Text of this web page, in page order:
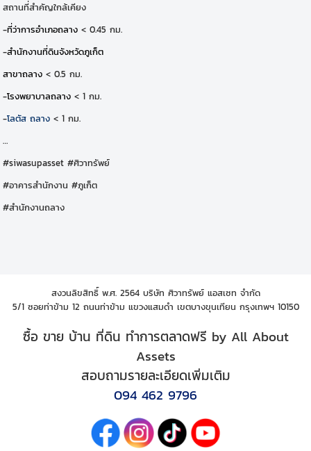
สถานที่สำคัญใกล้เคียง
-ที่ว่าการอำเภอถลาง< 0.45 กม.
-สำนักงานที่ดินจังหวัดภูเก็ต
สาขาถลาง< 0.5 กม.
-โรงพยาบาลถลาง< 1 กม.
-โลตัส ถลาง < 1 กม.
…
#siwasupasset #ศิวาทรัพย์
#อาคารสำนักงาน #ภูเก็ต
#สำนักงานถลาง
สงวนลิขสิทธิ์ พ.ศ. 2564 บริษัท ศิวาทรัพย์ แอสเซท จำกัด
5/1 ซอยท่าข้าม 12 ถนนท่าข้าม แขวงแสมดำ เขตบางขุนเทียน กรุงเทพฯ 10150
ซื้อ ขาย บ้าน ที่ดิน ทำการตลาดฟรี by All About
Assets
สอบถามรายละเอียดเพิ่มเติม
094 462 9796